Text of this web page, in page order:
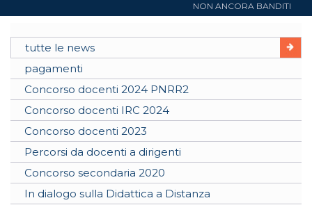
NON ANCORA BANDITI
tutte le news
pagamenti
Concorso docenti 2024 PNRR2
Concorso docenti IRC 2024
Concorso docenti 2023
Percorsi da docenti a dirigenti
Concorso secondaria 2020
In dialogo sulla Didattica a Distanza